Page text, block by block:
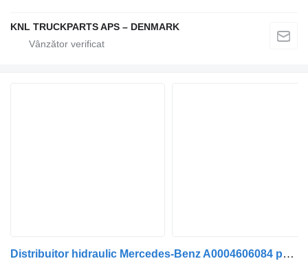
KNL TRUCKPARTS APS – DENMARK
Distribuitor hidraulic Mercedes-Benz A0004606084 pentru camion